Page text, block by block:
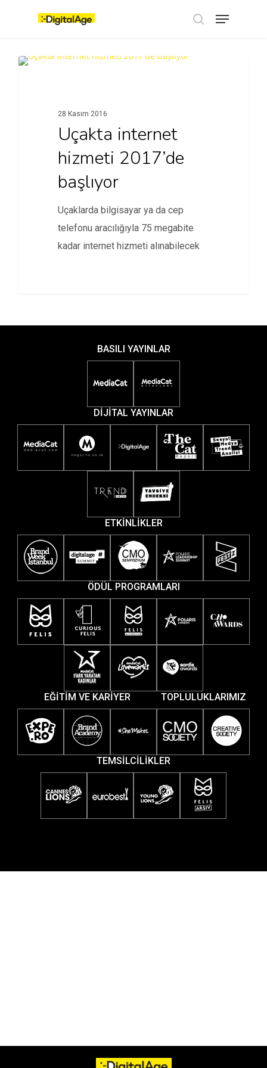
Menu
28 Kasım 2016
Uçakta internet
hizmeti 2017’de
başlıyor
Uçaklarda bilgisayar ya da cep
telefonu aracılığıyla 75 megabite
kadar internet hizmeti alınabilecek
BASILI YAYINLAR
DİJİTAL YAYINLAR
ETKİNLİKLER
ÖDÜL PROGRAMLARI
EĞİTİM VE KARİYER TOPLULUKLARIMIZ
TEMSİLCİLİKLER